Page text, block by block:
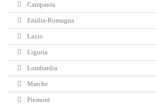
Campania
Emilia-Romagna
Lazio
Liguria
Lombardia
Marche
Piemont